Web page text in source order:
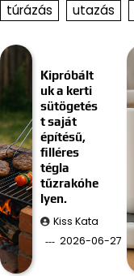
túrázás
utazás
Kipróbált
uk a kerti
sütögetés
t saját
építésű,
filléres
tégla
tűzrakóhe
lyen.
Kiss Kata
2026-06-27